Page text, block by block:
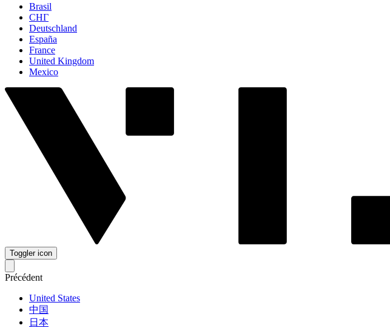
Brasil
СНГ
Deutschland
España
France
United Kingdom
Mexico
Toggler icon
Précédent
United States
中国
日本